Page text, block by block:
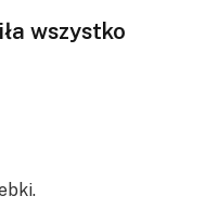
wszystko